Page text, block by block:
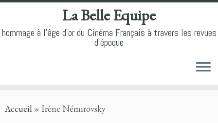
to
La Belle Equipe
hommage à l'âge d'or du Cinéma Français à travers les revues
d'époque
Accueil » Irène Némirovsky